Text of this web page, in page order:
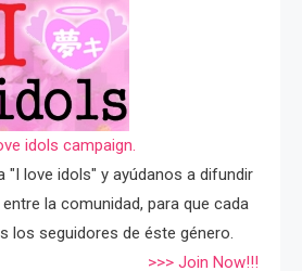
idols campaign.
"I love idols" y ayúdanos a difundir
la comunidad, para que cada
los seguidores de éste género.
>>> Join Now!!!